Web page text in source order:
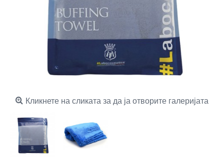
Кликнете на сликата за да ја отворите галеријата